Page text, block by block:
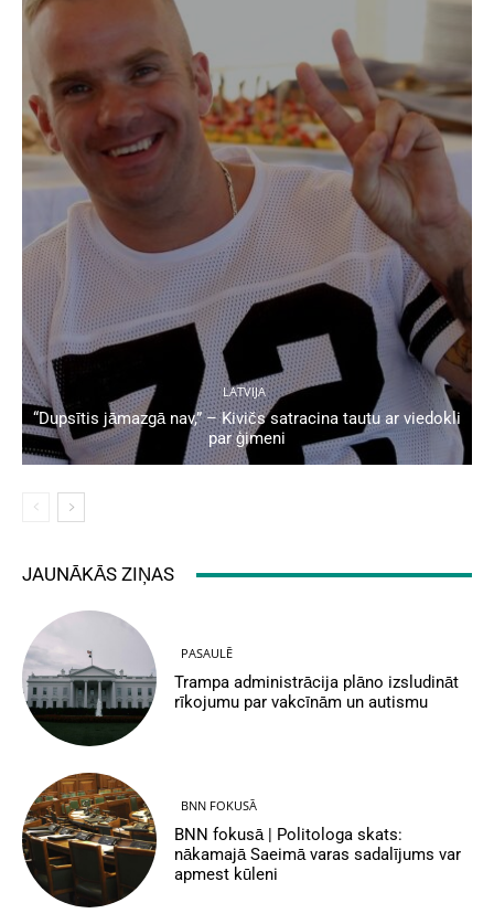
LATVIJA
“Dupsītis jāmazgā nav,” – Kivičs satracina tautu ar viedokli
par ģimeni
JAUNĀKĀS ZIŅAS
PASAULĒ
Trampa administrācija plāno izsludināt
rīkojumu par vakcīnām un autismu
BNN FOKUSĀ
BNN fokusā | Politologa skats:
nākamajā Saeimā varas sadalījums var
apmest kūleni